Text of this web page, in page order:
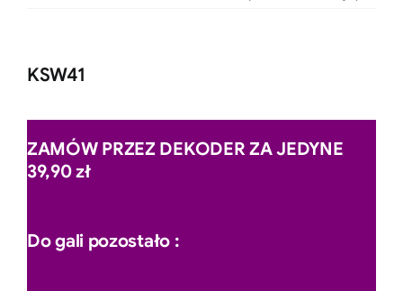
KSW41
ZAMÓW PRZEZ DEKODER ZA JEDYNE
39,90 zł
Do gali pozostało :